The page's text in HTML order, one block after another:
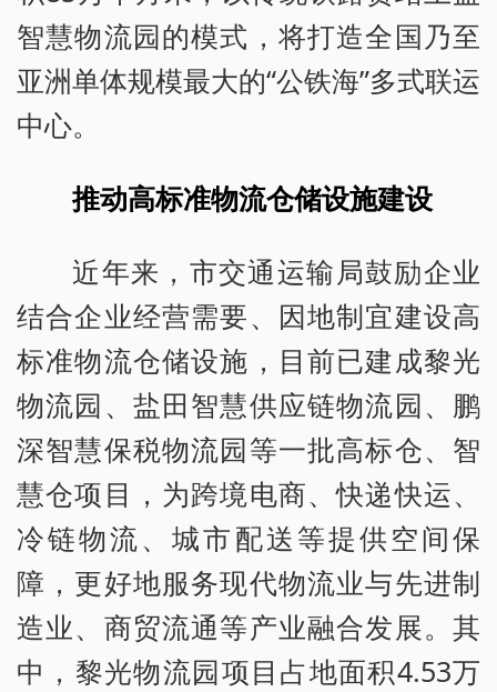
智慧物流园的模式，将打造全国乃至
亚洲单体规模最大的“公铁海”多式联运
中心。
推动高标准物流仓储设施建设
近年来，市交通运输局鼓励企业
结合企业经营需要、因地制宜建设高
标准物流仓储设施，目前已建成黎光
物流园、盐田智慧供应链物流园、鹏
深智慧保税物流园等一批高标仓、智
慧仓项目，为跨境电商、快递快运、
冷链物流、城市配送等提供空间保
障，更好地服务现代物流业与先进制
造业、商贸流通等产业融合发展。其
中，黎光物流园项目占地面积4.53万